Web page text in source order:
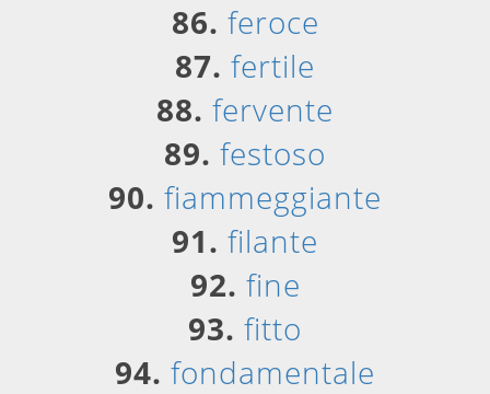
86. feroce
87. fertile
88. fervente
89. festoso
90. fiammeggiante
91. filante
92. fine
93. fitto
94. fondamentale